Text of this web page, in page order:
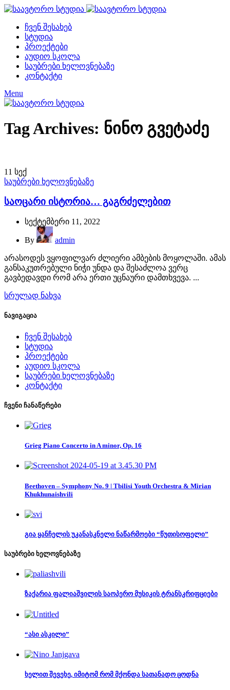
ჩვენ შესახებ
სტუდია
პროექტები
აუდიო სკოლა
საუბრები ხელოვნებაზე
კონტაქტი
Menu
Tag Archives: ნინო გვეტაძე
11 სექ
საუბრები ხელოვნებაზე
საოცარი ისტორია… გაგრძელებით
სექტემბერი 11, 2022
By admin
არასოდეს ვყოფილვარ ძლიერი ამბების მოყოლაში. ამას
განსაკუთრებული ნიჭი უნდა და შესაძლოა ვერც
გავბედავდი რომ არა ერთი უცნაური დამთხვევა. ...
სრულად ნახვა
ნავიგაცია
ჩვენ შესახებ
სტუდია
პროექტები
აუდიო სკოლა
საუბრები ხელოვნებაზე
კონტაქტი
ჩვენი ჩანაწერები
Grieg Piano Concerto in A minor, Op. 16
Beethoven – Symphony No. 9 | Tbilisi Youth Orchestra & Mirian
Khukhunaishvili
გია ყანჩელის უკანასკნელი ნაწარმოები “წუთისოფელი”
საუბრები ხელოვნებაზე
ზაქარია ფალიაშვილის საოპერო მუსიკის ტრანსკრიფციები
“ასი ასკილი”
ხელით შევეხე, იმიტომ რომ მქონდა სათანადო ცოდნა